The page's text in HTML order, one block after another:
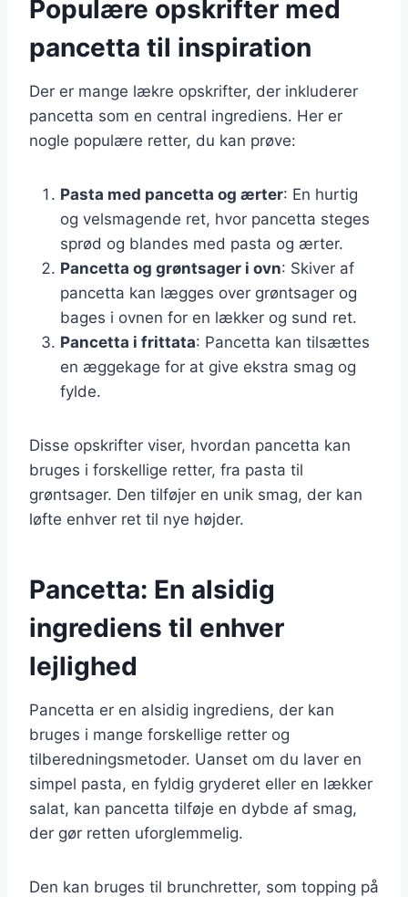
Populære opskrifter med
pancetta til inspiration
Der er mange lækre opskrifter, der inkluderer
pancetta som en central ingrediens. Her er
nogle populære retter, du kan prøve:
Pasta med pancetta og ærter: En hurtig
og velsmagende ret, hvor pancetta steges
sprød og blandes med pasta og ærter.
Pancetta og grøntsager i ovn: Skiver af
pancetta kan lægges over grøntsager og
bages i ovnen for en lækker og sund ret.
Pancetta i frittata: Pancetta kan tilsættes
en æggekage for at give ekstra smag og
fylde.
Disse opskrifter viser, hvordan pancetta kan
bruges i forskellige retter, fra pasta til
grøntsager. Den tilføjer en unik smag, der kan
løfte enhver ret til nye højder.
Pancetta: En alsidig
ingrediens til enhver
lejlighed
Pancetta er en alsidig ingrediens, der kan
bruges i mange forskellige retter og
tilberedningsmetoder. Uanset om du laver en
simpel pasta, en fyldig gryderet eller en lækker
salat, kan pancetta tilføje en dybde af smag,
der gør retten uforglemmelig.
Den kan bruges til brunchretter, som topping på